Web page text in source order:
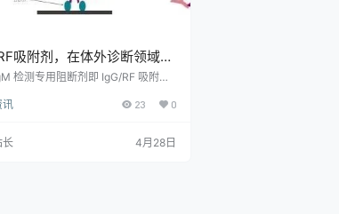
吸附剂，在体外诊断领域推
IgM抗体检测产品试剂盒开
检测专用阻断剂即 IgG/RF 吸附
物质，是提高检测特异性和灵敏性以
讯 23 0
长 4月28日